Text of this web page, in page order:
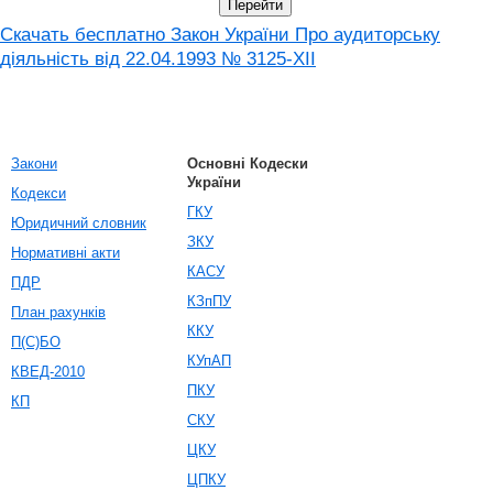
Скачать бесплатно Закон України Про аудиторську
діяльність від 22.04.1993 № 3125-XII
Закони
Кодекси
Юридичний словник
Нормативні акти
ПДР
План рахунків
П(С)БО
КВЕД-2010
КП
Основні Кодески
України
ГКУ
ЗКУ
КАСУ
КЗпПУ
ККУ
КУпАП
ПКУ
СКУ
ЦКУ
ЦПКУ